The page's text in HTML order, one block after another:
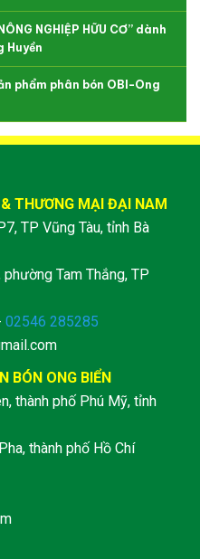
NGHIỆP HỮU CƠ” dành
Huyền
phẩm phân bón OBI-Ong
THƯƠNG MẠI ĐẠI NAM
TP Vũng Tàu, tỉnh Bà
Tam Thắng, TP
02546 285285
BÓN ONG BIỂN
thành phố Phú Mỹ, tỉnh
thành phố Hồ Chí